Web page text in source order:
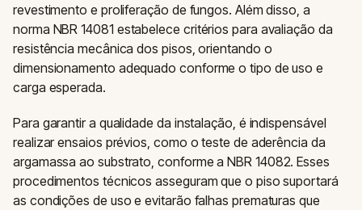
revestimento e proliferação de fungos. Além disso, a
norma NBR 14081 estabelece critérios para avaliação da
resistência mecânica dos pisos, orientando o
dimensionamento adequado conforme o tipo de uso e
carga esperada.
Para garantir a qualidade da instalação, é indispensável
realizar ensaios prévios, como o teste de aderência da
argamassa ao substrato, conforme a NBR 14082. Esses
procedimentos técnicos asseguram que o piso suportará
as condições de uso e evitarão falhas prematuras que